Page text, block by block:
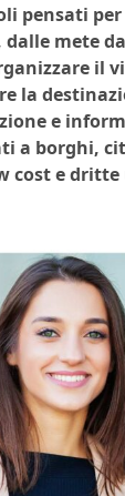
pensati
mete
il
la
e
a borghi,
cost e